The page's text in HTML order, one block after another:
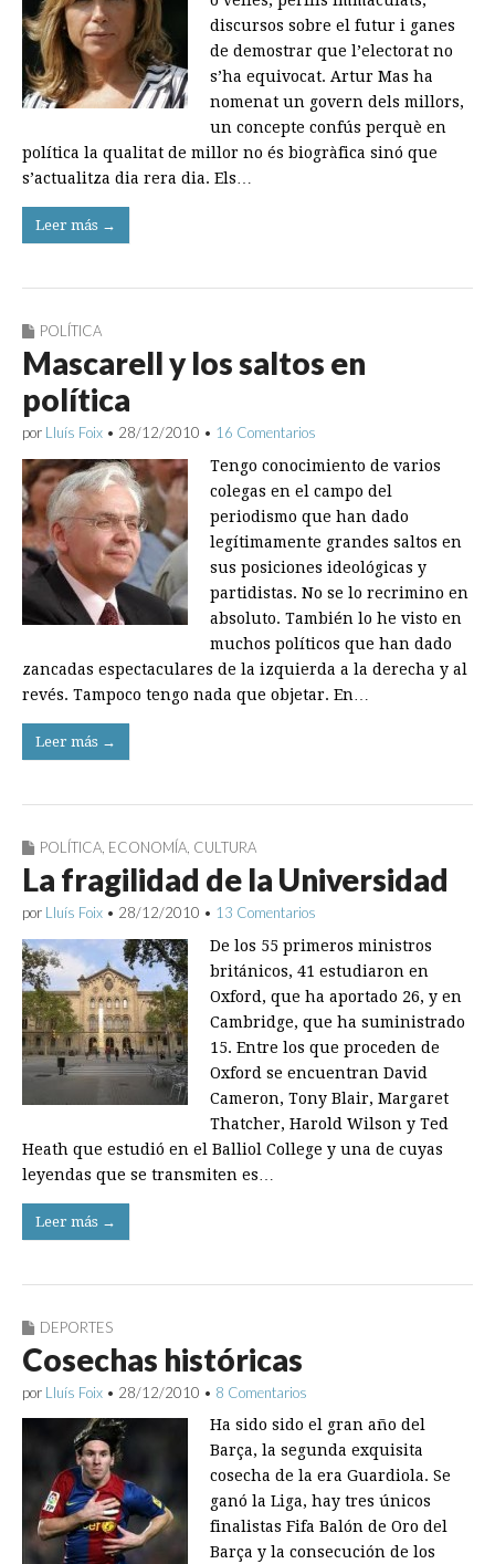
discursos sobre el futur i ganes
de demostrar que l’electorat no
s’ha equivocat. Artur Mas ha
nomenat un govern dels millors,
un concepte confús perquè en
política la qualitat de millor no és biogràfica sinó que
s’actualitza dia rera dia. Els…
Leer más →
POLÍTICA
Mascarell y los saltos en
política
por Lluís Foix • 28/12/2010 • 16 Comentarios
Tengo conocimiento de varios
colegas en el campo del
periodismo que han dado
legítimamente grandes saltos en
sus posiciones ideológicas y
partidistas. No se lo recrimino en
absoluto. También lo he visto en
muchos políticos que han dado
zancadas espectaculares de la izquierda a la derecha y al
revés. Tampoco tengo nada que objetar. En…
Leer más →
POLÍTICA ECONOMÍA CULTURA
La fragilidad de la Universidad
por Lluís Foix • 28/12/2010 • 13 Comentarios
De los 55 primeros ministros
británicos, 41 estudiaron en
Oxford, que ha aportado 26, y en
Cambridge, que ha suministrado
15. Entre los que proceden de
Oxford se encuentran David
Cameron, Tony Blair, Margaret
Thatcher, Harold Wilson y Ted
Heath que estudió en el Balliol College y una de cuyas
leyendas que se transmiten es…
Leer más →
DEPORTES
Cosechas históricas
por Lluís Foix • 28/12/2010 • 8 Comentarios
Ha sido sido el gran año del
Barça, la segunda exquisita
cosecha de la era Guardiola. Se
ganó la Liga, hay tres únicos
finalistas Fifa Balón de Oro del
Barça y la consecución de los